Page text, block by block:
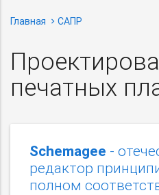
Главная САПР
печатных
Schemagee -
редактор
полном